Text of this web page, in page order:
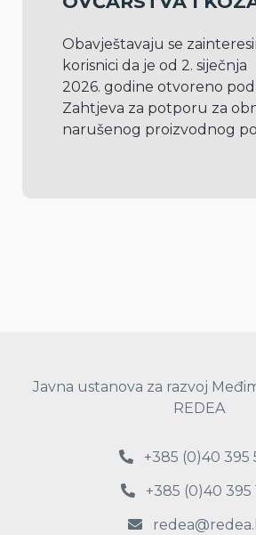
Obavještavaju se
korisnici da je od 2. siječnja
2026. godine otvoreno
Zahtjeva za potporu za
narušenog proizvodnog
Javna ustanova za razvoj
REDEA
+385 (0)40 395
+385 (0)40 395